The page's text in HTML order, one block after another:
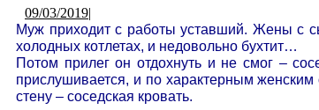
09/03/201909/03/2019
|
Муж приходит с работы уставший. Жены с
холодных котлетах, и недовольно бухтит…
Потом прилег он отдохнуть и не смог –
прислушивается, и по характерным
стену – соседская кровать.